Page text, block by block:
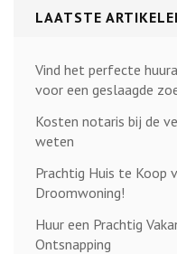
LAATSTE
Vind het perfecte
voor een geslaagde
Kosten notaris bij de
weten
Prachtig Huis te Koop
Droomwoning!
Huur een Prachtig
Ontsnapping